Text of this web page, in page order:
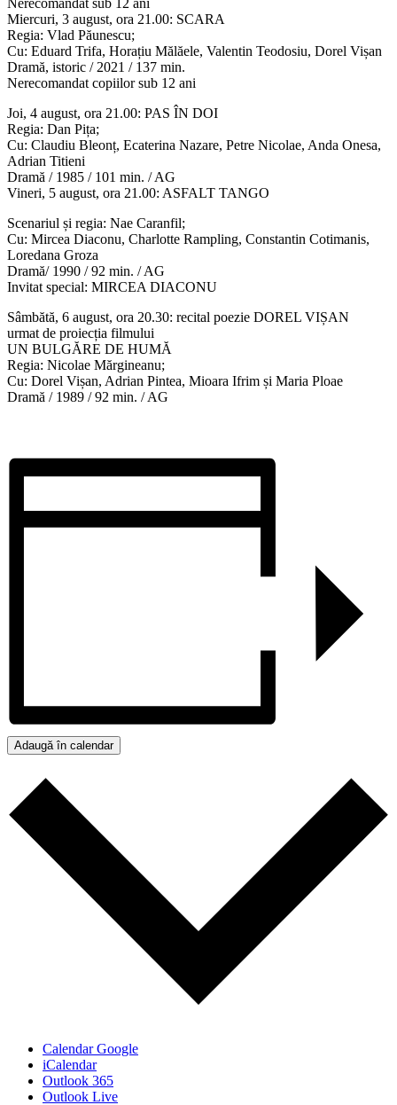
Nerecomandat sub 12 ani
Miercuri, 3 august, ora 21.00: SCARA
Regia: Vlad Păunescu;
Cu: Eduard Trifa, Horațiu Mălăele, Valentin Teodosiu, Dorel Vișan
Dramă, istoric / 2021 / 137 min.
Nerecomandat copiilor sub 12 ani
Joi, 4 august, ora 21.00: PAS ÎN DOI
Regia: Dan Pița;
Cu: Claudiu Bleonț, Ecaterina Nazare, Petre Nicolae, Anda Onesa,
Adrian Titieni
Dramă / 1985 / 101 min. / AG
Vineri, 5 august, ora 21.00: ASFALT TANGO
Scenariul și regia: Nae Caranfil;
Cu: Mircea Diaconu, Charlotte Rampling, Constantin Cotimanis,
Loredana Groza
Dramă/ 1990 / 92 min. / AG
Invitat special: MIRCEA DIACONU
Sâmbătă, 6 august, ora 20.30: recital poezie DOREL VIȘAN
urmat de proiecția filmului
UN BULGĂRE DE HUMĂ
Regia: Nicolae Mărgineanu;
Cu: Dorel Vișan, Adrian Pintea, Mioara Ifrim și Maria Ploae
Dramă / 1989 / 92 min. / AG
Adaugă în calendar
Calendar Google
iCalendar
Outlook 365
Outlook Live